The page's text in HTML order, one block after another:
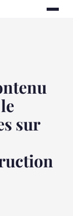
sur